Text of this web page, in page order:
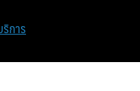
ริการ